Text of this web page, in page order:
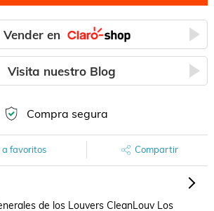
Vender en
Visita nuestro Blog
Compra segura
favoritos Compartir
de los Louvers CleanLouv Los